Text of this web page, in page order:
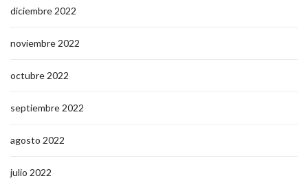
diciembre 2022
noviembre 2022
octubre 2022
septiembre 2022
agosto 2022
julio 2022